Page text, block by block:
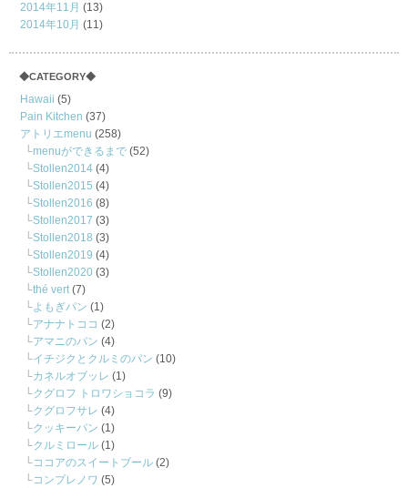
2014年11月 (13)
2014年10月 (11)
◆CATEGORY◆
Hawaii (5)
Pain Kitchen (37)
アトリエmenu (258)
menuができるまで (52)
Stollen2014 (4)
Stollen2015 (4)
Stollen2016 (8)
Stollen2017 (3)
Stollen2018 (3)
Stollen2019 (4)
Stollen2020 (3)
thé vert(7)
よもぎパン (1)
アナナトココ (2)
アマニのパン (4)
イチジクとクルミのパン (10)
カネルオブッレ (1)
クグロフ トロワショコラ (9)
クグロフサレ (4)
クッキーパン (1)
クルミロール (1)
ココアのスイートブール (2)
コンプレノワ (5)